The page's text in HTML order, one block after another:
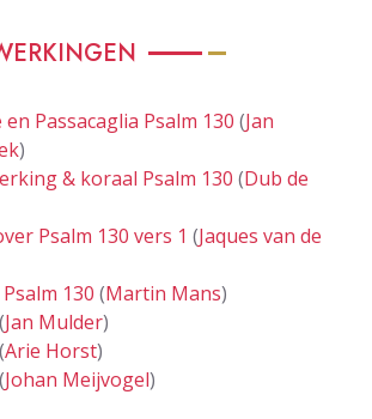
Passacaglia Psalm 130 (Jan
)
& koraal Psalm 130 (Dub de
Psalm 130 vers 1 (Jaques van de
130 (Martin Mans)
(Jan Mulder)
(Arie Horst)
(Johan Meijvogel)